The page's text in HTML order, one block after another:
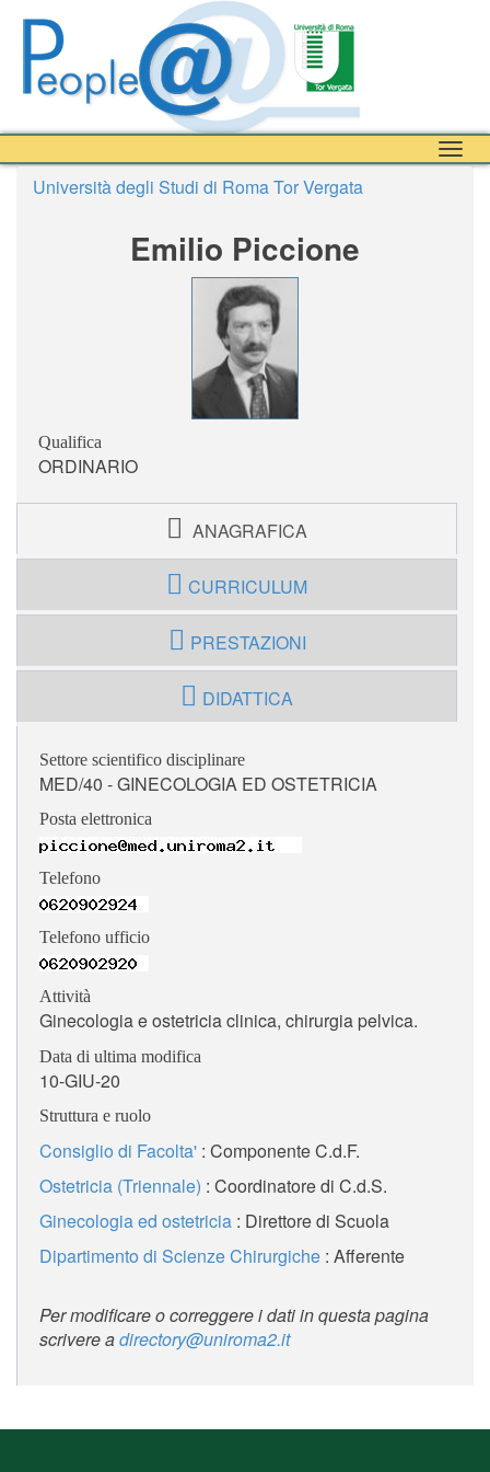
Università degli Studi di Roma Tor Vergata
Emilio Piccione
Qualifica
ORDINARIO
ANAGRAFICA
CURRICULUM
PRESTAZIONI
DIDATTICA
Settore scientifico disciplinare
MED/40 - GINECOLOGIA ED OSTETRICIA
Posta elettronica
Telefono
Telefono ufficio
Attività
Ginecologia e ostetricia clinica, chirurgia pelvica.
Data di ultima modifica
10-GIU-20
Struttura e ruolo
Consiglio di Facolta' : Componente C.d.F.
Ostetricia (Triennale) : Coordinatore di C.d.S.
Ginecologia ed ostetricia : Direttore di Scuola
Dipartimento di Scienze Chirurgiche : Afferente
Per modificare o correggere i dati in questa pagina
scrivere adirectory@uniroma2.it